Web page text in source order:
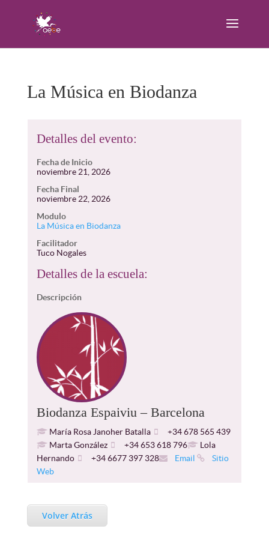
La Música en Biodanza
Detalles del evento:
Fecha de Inicio
noviembre 21, 2026
Fecha Final
noviembre 22, 2026
Modulo
La Música en Biodanza
Facilitador
Tuco Nogales
Detalles de la escuela:
Descripción
Biodanza Espaiviu – Barcelona
María Rosa Janoher Batalla
+34 678 565 439
Marta González
+34 653 618 796
Lola
Hernando
+34 6677 397 328 Email
Sitio
Web
Volver Atrás